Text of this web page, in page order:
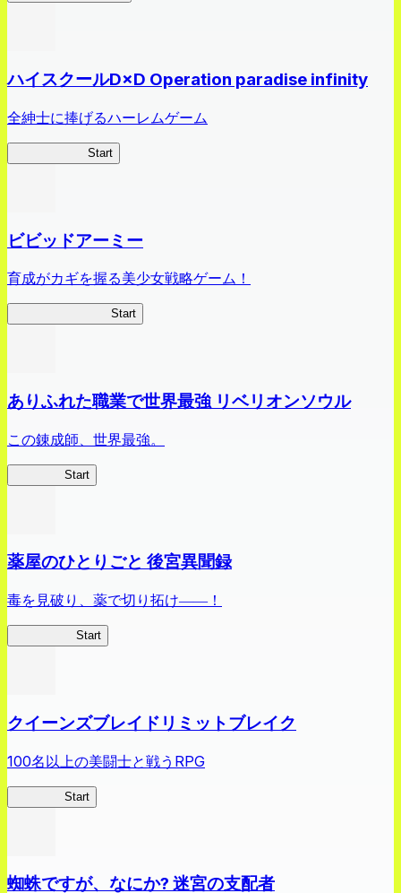
ハイスクールD×D Operation paradise infinity
全紳士に捧げるハーレムゲーム
Start
ビビッドアーミー
育成がカギを握る美少女戦略ゲーム！
Start
ありふれた職業で世界最強 リベリオンソウル
この錬成師、世界最強。
Start
薬屋のひとりごと 後宮異聞録
毒を見破り、薬で切り拓け――！
Start
クイーンズブレイドリミットブレイク
100名以上の美闘士と戦うRPG
Start
蜘蛛ですが、なにか? 迷宮の支配者